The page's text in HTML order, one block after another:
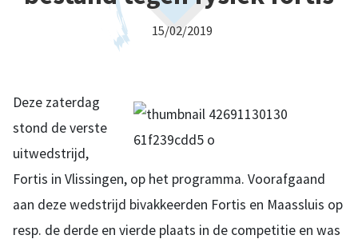
15/02/2019
Deze zaterdag
stond de verste
uitwedstrijd,
Fortis in Vlissingen, op het programma. Voorafgaand
aan deze wedstrijd bivakkeerden Fortis en Maassluis op
resp. de derde en vierde plaats in de competitie en was